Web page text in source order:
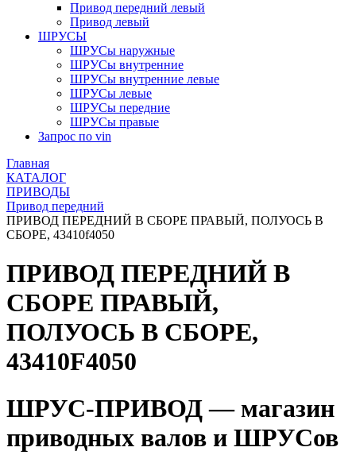
Привод передний левый
Привод левый
ШРУСЫ
ШРУСы наружные
ШРУСы внутренние
ШРУСы внутренние левые
ШРУСы левые
ШРУСы передние
ШРУСы правые
Запрос по vin
Главная
КАТАЛОГ
ПРИВОДЫ
Привод передний
ПРИВОД ПЕРЕДНИЙ В СБОРЕ ПРАВЫЙ, ПОЛУОСЬ В
СБОРЕ, 43410f4050
ПРИВОД ПЕРЕДНИЙ В
СБОРЕ ПРАВЫЙ,
ПОЛУОСЬ В СБОРЕ,
43410F4050
ШРУС-ПРИВОД — магазин
приводных валов и ШРУСов